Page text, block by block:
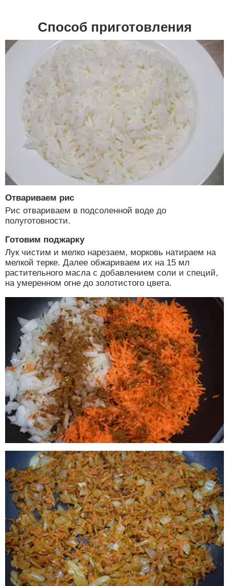
Способ приготовления
Отвариваем рис
Рис отвариваем в подсоленной воде до
полуготовности.
Готовим поджарку
Лук чистим и мелко нарезаем, морковь натираем на
мелкой терке. Далее обжариваем их на 15 мл
растительного масла с добавлением соли и специй,
на умеренном огне до золотистого цвета.